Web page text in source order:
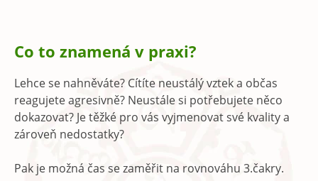
Co to znamená v praxi?
Lehce se nahněváte? Cítíte neustálý vztek a občas
reagujete agresivně? Neustále si potřebujete něco
dokazovat? Je těžké pro vás vyjmenovat své kvality a
zároveň nedostatky?
Pak je možná čas se zaměřit na rovnováhu 3.čakry.